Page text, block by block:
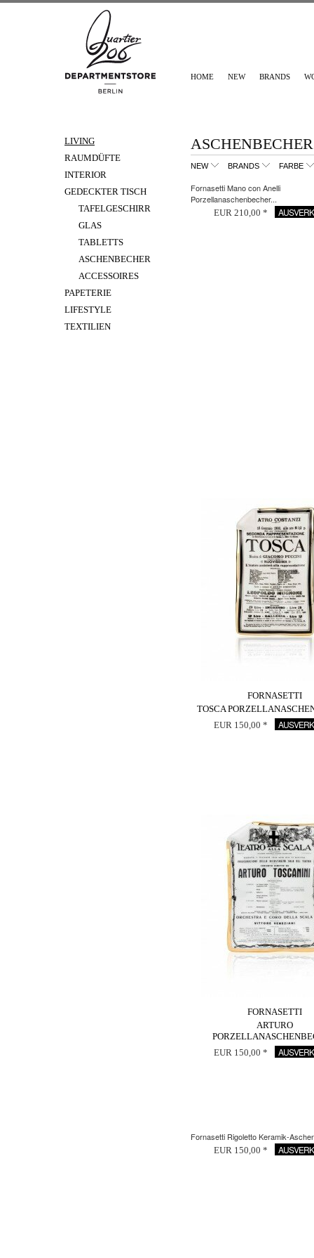
HOME NEW BRANDS
LIVING
RAUMDÜFTE
INTERIOR
GEDECKTER TISCH
TAFELGESCHIRR
GLAS
TABLETTS
ASCHENBECHER
ACCESSOIRES
PAPETERIE
LIFESTYLE
TEXTILIEN
ASCHENBECHER
NEW BRANDS FARBE
Fornasetti Mano con Anelli
Porzellanaschenbecher...
EUR 210,00 *
FORNASETTI
TOSCA
EUR 150,00 *
FORNASETTI
ARTURO
EUR 150,00 *
Fornasetti Rigoletto Keramik-
EUR 150,00 *